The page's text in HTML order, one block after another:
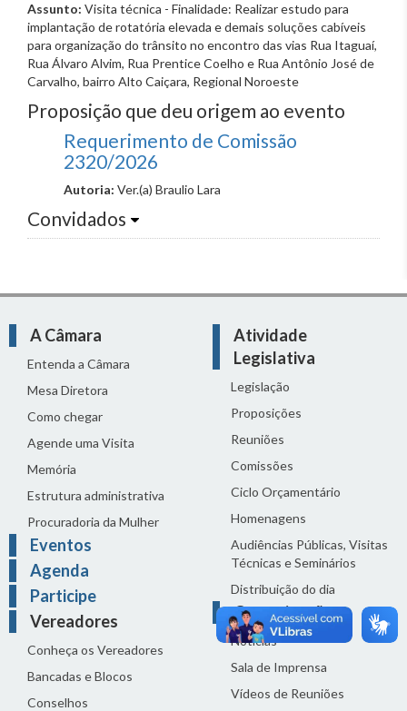
Assunto: Visita técnica - Finalidade: Realizar estudo para
implantação de rotatória elevada e demais soluções cabíveis
para organização do trânsito no encontro das vias Rua Itaguaí,
Rua Álvaro Alvim, Rua Prentice Coelho e Rua Antônio José de
Carvalho, bairro Alto Caiçara, Regional Noroeste
Proposição que deu origem ao evento
Requerimento de Comissão
2320/2026
Autoria: Ver.(a) Braulio Lara
Convidados
A Câmara
Entenda a Câmara
Mesa Diretora
Como chegar
Agende uma Visita
Memória
Estrutura administrativa
Procuradoria da Mulher
Eventos
Agenda
Participe
Vereadores
Conheça os Vereadores
Bancadas e Blocos
Conselhos
Atividade
Legislativa
Legislação
Proposições
Reuniões
Comissões
Ciclo Orçamentário
Homenagens
Audiências Públicas, Visitas
Técnicas e Seminários
Distribuição do dia
Comunicação
Notícias
Sala de Imprensa
Vídeos de Reuniões